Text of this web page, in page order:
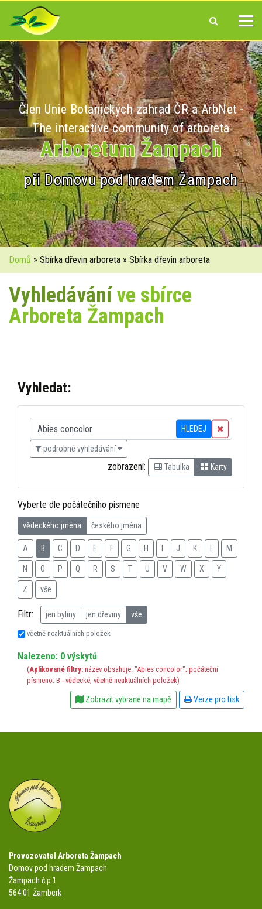
Člen Unie Botanických zahrad ČR a ArbNet -
The interactive community of arboreta
Arboretum Žampach
při Domovu pod hradem Žampach
Domů » Sbírka dřevin arboreta » Sbírka dřevin arboreta
Vyhledáváníve sbírce
Arboreta Žampach
Vyhledat:
HLEDEJ
podrobné vyhledávání
zobrazení: Tabulka Karty
Vyberte dle počátečního písmene
vědeckého jména českého jména
A B C D E F G H J K M
N O P Q R S T U V W X Y
Z vše
Filtr: jen byliny jen dřeviny vše
včetně neaktuálních položek
Nalezeno: 0 výskytů
(Aplikované filtry: název obsahuje: "Abies concolor"; počáteční
písmeno: B - vědecké; včetně neaktuálních položek)
Zobrazit vybrané na mapě Verze pro tisk
Provozovatel Arboreta Žampach
Domov pod hradem Žampach
Žampach č.p.1
564 01 Žamberk